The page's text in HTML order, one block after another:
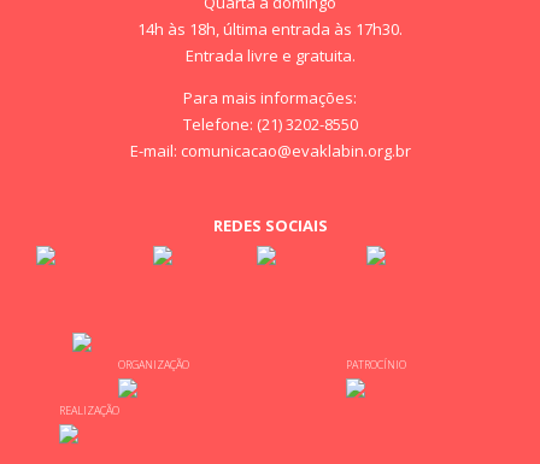
14h às 18h, última entrada às 17h30.
Entrada livre e gratuita.
Para mais informações:
Telefone: (21) 3202-8550
E-mail: comunicacao@evaklabin.org.br
REDES SOCIAIS
ORGANIZAÇÃO PATROCÍNIO
REALIZAÇÃO